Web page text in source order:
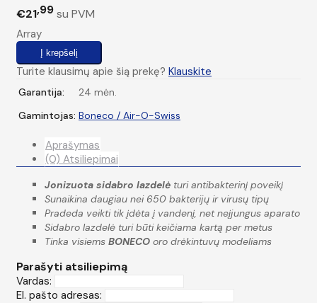
€21 99su PVM
Array
Turite klausimų apie šią prekę? Klauskite
Garantija:
24 mėn.
Gamintojas: Boneco / Air-O-Swiss
Aprašymas
(0) Atsiliepimai
Jonizuota sidabro lazdelė turi antibakterinį poveikį
Sunaikina daugiau nei 650 bakterijų ir virusų tipų
Pradeda veikti tik įdėta į vandenį, net neįjungus aparato
Sidabro lazdelė turi būti keičiama kartą per metus
Tinka visiems BONECO oro drėkintuvų modeliams
Parašyti atsiliepimą
Vardas:
El. pašto adresas: